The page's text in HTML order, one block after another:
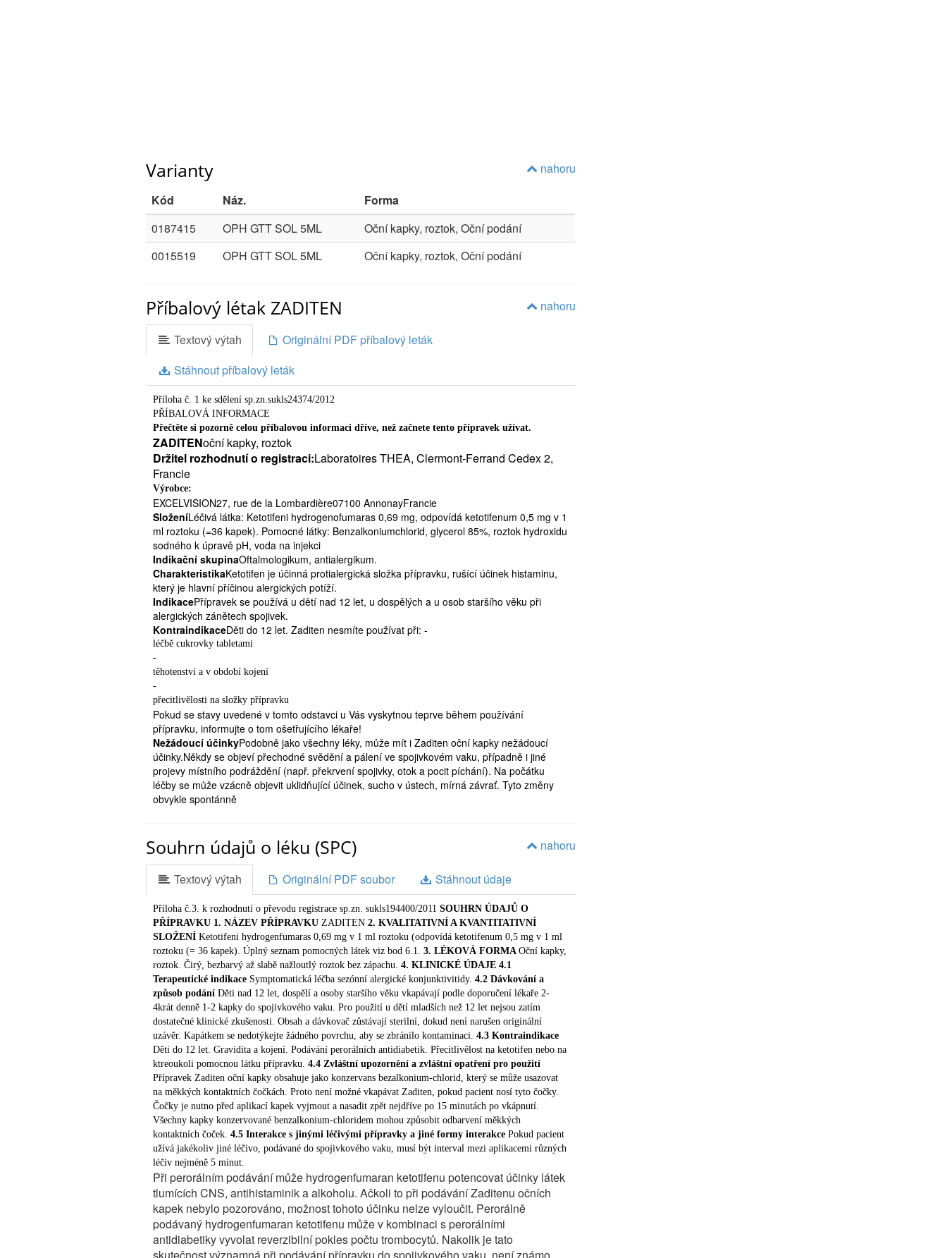
nahoru
Varianty
Kód Náz.
Forma
0187415
OPH GTT SOL 5ML
Oční kapky, roztok, Oční podání
0015519
OPH GTT SOL 5ML Oční kapky, roztok, Oční podání
nahoru
Příbalový létak ZADITEN
Textový výtah
Originální PDF příbalový leták
Stáhnout příbalový leták
Příloha č. 1 ke sdělení sp.zn.sukls24374/2012
PŘÍBALOVÁ INFORMACE
Přečtěte si pozorně celou příbalovou informaci dříve, než začnete tento přípravek užívat.
ZADITENoční kapky, roztok
Držitel rozhodnutí o registraci:Laboratoires THEA, Clermont-Ferrand Cedex 2,
Francie
Výrobce:
EXCELVISION27, rue de la Lombardière07100 AnnonayFrancie
SloženíLéčivá látka: Ketotifeni hydrogenofumaras 0,69 mg, odpovídá ketotifenum 0,5 mg v 1
ml roztoku (=36 kapek). Pomocné látky: Benzalkoniumchlorid, glycerol 85%, roztok hydroxidu
sodného k úpravě pH, voda na injekci
Indikační skupinaOftalmologikum, antialergikum.
CharakteristikaKetotifen je účinná protialergická složka přípravku, rušící účinek histaminu,
který je hlavní příčinou alergických potíží.
IndikacePřípravek se používá u dětí nad 12 let, u dospělých a u osob staršího věku při
alergických zánětech spojivek.
KontraindikaceDěti do 12 let. Zaditen nesmíte používat při: -
léčbě cukrovky tabletami
-
těhotenství a v období kojení
-
přecitlivělosti na složky přípravku
Pokud se stavy uvedené v tomto odstavci u Vás vyskytnou teprve během používání
přípravku, informujte o tom ošetřujícího lékaře!
Nežádoucí účinkyPodobně jako všechny léky, může mít i Zaditen oční kapky nežádoucí
účinky.Někdy se objeví přechodné svědění a pálení ve spojivkovém vaku, případně i jiné
projevy místního podráždění (např. překrvení spojivky, otok a pocit píchání). Na počátku
léčby se může vzácně objevit uklidňující účinek, sucho v ústech, mírná závrať. Tyto změny
obvykle spontánně
výskytu nežádoucích účinků nebo jiných neobvyklých reakcích se o dalším
používání přípravku poraďte s lékařem a bez porady s ním lék dále nepoužívejte.
Vzájemné působení s dalšími léčivými přípravky
Účinky očních kapek Zaditen a
účinky jiných současně užívaných léku se mohou navzájem ovlivňovat. Váš lékař
by proto měl být informován o všech lécích, které v současné době užíváte nebo
které začnete užívat, a to na lékařský předpis i bez něj. Při užívání tablet
obsahujících ketotifen (např. při astmatu) může dojít k zesílení účinku léků tlumících
mozkovou činnost (sedativa, hypnotika) a alkoholu. Nakolik je tato skutečnost
významná při používání ketotifenu do spojivkového vaku, není známo.
Dávkování a způsob použitíPřesné dávkování a délku léčby vždy určí lékař. Děti
nad 12 let, dospělí a osoby staršího věku vkapávají podle doporučení lékaře 2 –
4krát denně 1 – 2 kapky do spojivkového vaku.
Zakloňte hlavu mírně dozadu a vezměte otevřenou kapací lahvičku do ruky a
ukazovákem druhé ruky odtáhněte dolní víčko lehce dolů. Kapací lahvičku přibližte
shora k oku, stiskem lahvičky vkápněte jednu kapku do spojivkového vaku a oko na
chvíli zavřete. Totéž opakujte při aplikaci do druhého oka. Ihned po použití uzavřete
lahvičku. Délku léčby a doporučené dávkování lékařem nesmíte překročit. Při
vynechání několika dávek se o další léčbě poraďte s lékařem.
UpozorněníPři náhodném použití přípravku dítětem vyvolat zvracení, nepodávat
žádné léky a nápoje a vyhledejte lékaře. Pokud u Vás vznikne po nakapání očních
kapek Zaditen neostré vidění, ospalost a závratě, neřiďte motorová vozidla,
nepracujte ve výšce a neobsluhujte stroje. Při používání jiných léčiv podávaných do
spojivkového vaku udržujte interval mezi jejich používáním nejméně 5 minut a
Zaditen si vkápněte jako poslední. Tvrdé kontaktní čočky si můžete nasadit nejdříve
za 15 minut po nakapání očních kapek Zaditen. Přípravek nesmíte používat déle
než čtyři týdny po prvním otevření. Chemická a fyzikální stabilita po otevření před
použitím byla doložena na dobu 28 dní při 25 °C. Z mikrobiologického hlediska
nahoru
Souhrn údajů o léku (SPC)
Textový výtah Originální PDF soubor Stáhnout údaje
Příloha č.3. k rozhodnutí o převodu registrace sp.zn. sukls194400/2011 SOUHRN ÚDAJŮ O
PŘÍPRAVKU 1. NÁZEV PŘÍPRAVKU ZADITEN 2. KVALITATIVNÍ A KVANTITATIVNÍ
SLOŽENÍ Ketotifeni hydrogenfumaras 0,69 mg v 1 ml roztoku (odpovídá ketotifenum 0,5 mg v 1 ml
roztoku (= 36 kapek). Úplný seznam pomocných látek viz bod 6.1. 3. LÉKOVÁ FORMA Oční kapky,
roztok. Čirý, bezbarvý až slabě nažloutlý roztok bez zápachu. 4. KLINICKÉ ÚDAJE 4.1
Terapeutické indikace Symptomatická léčba sezónní alergické konjunktivitidy. 4.2 Dávkování a
způsob podání Děti nad 12 let, dospělí a osoby staršího věku vkapávají podle doporučení lékaře 2-
4krát denně 1-2 kapky do spojivkového vaku. Pro použití u dětí mladších než 12 let nejsou zatím
dostatečné klinické zkušenosti. Obsah a dávkovač zůstávají sterilní, dokud není narušen originální
uzávěr. Kapátkem se nedotýkejte žádného povrchu, aby se zbránilo kontaminaci. 4.3 Kontraindikace
Děti do 12 let. Gravidita a kojení. Podávání perorálních antidiabetik. Přecitlivělost na ketotifen nebo na
ktreoukoli pomocnou látku přípravku. 4.4 Zvláštní upozornění a zvláštní opatření pro použití
Přípravek Zaditen oční kapky obsahuje jako konzervans bezalkonium-chlorid, který se může usazovat
na měkkých kontaktních čočkách. Proto není možné vkapávat Zaditen, pokud pacient nosí tyto čočky.
Čočky je nutno před aplikací kapek vyjmout a nasadit zpět nejdříve po 15 minutách po vkápnutí.
Všechny kapky konzervované benzalkonium-chloridem mohou způsobit odbarvení měkkých
kontaktních čoček. 4.5 Interakce s jinými léčivými přípravky a jiné formy interakce Pokud pacient
užívá jakékoliv jiné léčivo, podávané do spojivkového vaku, musí být interval mezi aplikacemi různých
léčiv nejméně 5 minut.
Při perorálním podávání může hydrogenfumaran ketotifenu potencovat účinky látek
tlumících CNS, antihistaminik a alkoholu. Ačkoli to při podávání Zaditenu očních
kapek nebylo pozorováno, možnost tohoto účinku nelze vyloučit. Perorálně
podávaný hydrogenfumaran ketotifenu může v kombinaci s perorálními
antidiabetiky vyvolat reverzibilní pokles počtu trombocytů. Nakolik je tato